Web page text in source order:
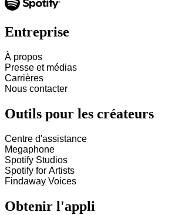
Entreprise
À propos
Presse et médias
Carrières
Nous contacter
Outils pour les créateurs
Centre d'assistance
Megaphone
Spotify Studios
Spotify for Artists
Findaway Voices
Obtenir l'appli